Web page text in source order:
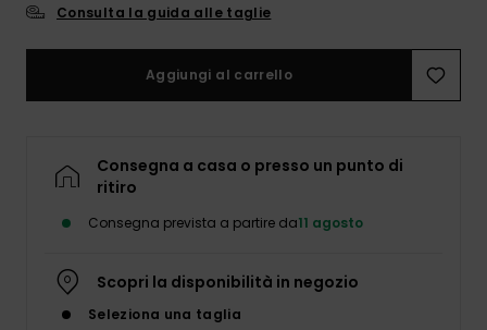
Consulta la guida alle taglie
Aggiungi al carrello
Consegna a casa o presso un punto di
ritiro
Consegna prevista a partire da11 agosto
Scopri la disponibilità in negozio
Seleziona una taglia